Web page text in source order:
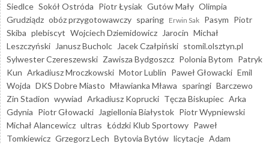
Siedlce Sokół Ostróda Piotr Łysiak Gutów Mały Olimpia
Grudziądz obóz przygotowawczy sparing Erwin Sak Pasym Piotr
Skiba plebiscyt Wojciech Dziemidowicz Jarocin Michał
Leszczyński
Janusz Bucholc Jacek Czałpiński stomil.olsztyn.pl
Sylwester Czereszewski Zawisza Bydgoszcz Polonia Bytom Patryk
Kun Arkadiusz Mroczkowski Motor Lublin Paweł Głowacki Emil
Wojda DKS Dobre Miasto Mławianka Mława sparingi Barczewo
Zin Stadion wywiad Arkadiusz Koprucki Tęcza Biskupiec Arka
Gdynia Piotr Głowacki Jagiellonia Białystok Piotr Wypniewski
Michał Alancewicz ultras Łódzki Klub Sportowy Paweł
Tomkiewicz Grzegorz Lech Bytovia Bytów licytacje Adam